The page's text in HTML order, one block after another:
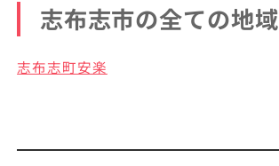
志布志市の全ての地域
志布志町安楽